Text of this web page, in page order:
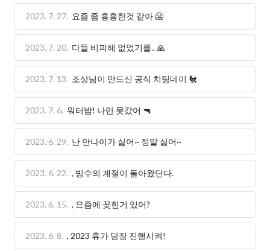
2023. 7. 27. 요즘 좀 흉흉한것 같아 🥶
2023. 7. 20. 다들 비피해 없었기를.. 🙏
2023. 7. 13. 조상님이 만드신 공식 치팅데이 🐔
2023. 7. 6. 워터밤! 나만 못갔어 🔫
2023. 6. 29. 난 만나이가 싫어~ 정말 싫어~
2023. 6. 22. , 빙수의 계절이 돌아왔단다.
2023. 6. 15. , 요즘에 꽂힌거 있어?
2023. 6. 8. , 2023 휴가 당장 진행시켜!